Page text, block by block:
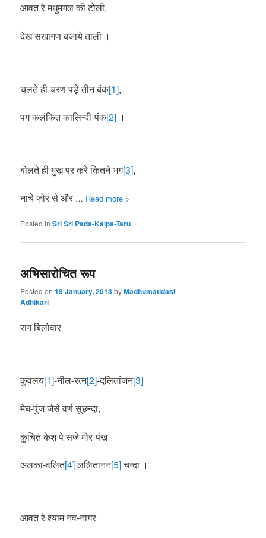
आवत रे मधुमंगल की टोली,
देख सखागण बजाये ताली ।
चलते ही चरण पड़े तीन बंक[1],
पग कलंकित कालिन्दी-पंक[2] ।
बोलते ही मुख पर करे कितने भंग[3],
नाचे ज़ोर से और … Read more >
Posted in Sri Sri Pada-Kalpa-Taru
अभिसारोचित रूप
Posted on19 January, 2013byMadhumatidasi
Adhikari
राग बिलोवार
कुवलय[1]-नील-रत्न[2]-दलितांजन[3]
मेघ-पुंज जैसे वर्ण सुछन्दा,
कुंचित केश पे सजे मोर-पंख
अलका-वलित[4]ललितानन[5]चन्दा ।
आवत रे श्याम नव-नागर